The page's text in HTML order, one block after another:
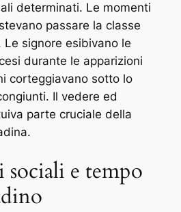
determinati. Le momenti
passare la classe
signore esibivano le
durante le apparizioni
corteggiavano sotto lo
Il vedere ed
parte cruciale della
e tempo